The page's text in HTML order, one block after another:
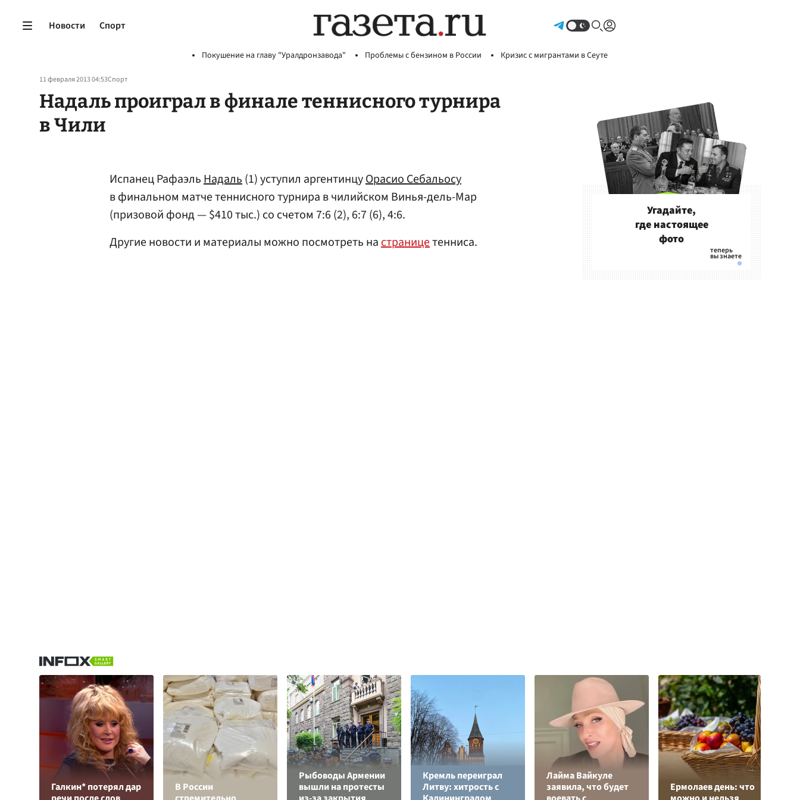
Новости Спорт
Покушение на главу "Уралдронзавода" Проблемы с бензином в России Кризис с мигрантами в Сеуте
11 февраля 2013 04:53Спорт
Надаль проиграл в финале теннисного турнира
в Чили
Испанец РафаэльНадаль(1) уступил аргентинцуОрасио Себальосу
в финальном матче теннисного турнира в чилийском Винья-дель-Мар
(призовой фонд — $410 тыс.) со счетом 7:6 (2), 6:7 (6), 4:6.
Другие новости и материалы можно посмотреть настраницетенниса.
Угадайте,
где настоящее
фото
Галкин* потерял дар
В России
Рыбоводы Армении
вышли на протесты
Кремль переиграл
Литву: хитрость с
Лайма Вайкуле
заявила, что будет
Ермолаев день: что